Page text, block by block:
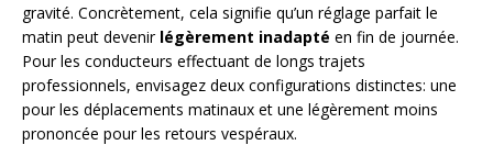
gravité. Concrètement, cela signifie qu’un réglage parfait le
matin peut devenir légèrement inadapté en fin de journée.
Pour les conducteurs effectuant de longs trajets
professionnels, envisagez deux configurations distinctes: une
pour les déplacements matinaux et une légèrement moins
prononcée pour les retours vespéraux.